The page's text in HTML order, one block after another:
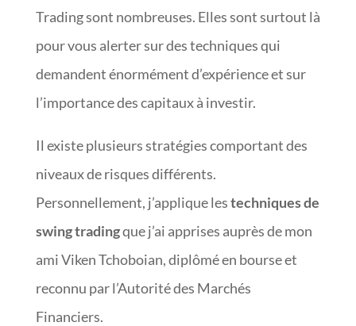
Trading sont nombreuses. Elles sont surtout là
pour vous alerter sur des techniques qui
demandent énormément d’expérience et sur
l’importance des capitaux à investir.
Il existe plusieurs stratégies comportant des
niveaux de risques différents.
Personnellement, j’applique lestechniques de
swing tradingque j’ai apprises auprès de mon
ami Viken Tchoboian, diplômé en bourse et
reconnu par l’Autorité des Marchés
Financiers.